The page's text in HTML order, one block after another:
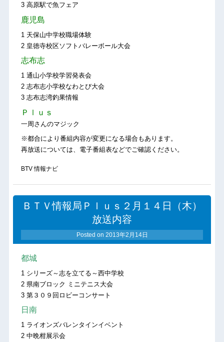
3 高原駅で魚フェア
鹿児島
1 天保山中学校職場体験
2 皇徳寺校区ソフトバレーボール大会
志布志
1 通山小学校学習発表会
2 志布志小学校なわとび大会
3 志布志湾釣果情報
Ｐｌｕｓ
一周さんのマジック
※都合により番組内容が変更になる場合もあります。
再放送については、電子番組表などでご確認ください。
BTV 情報ナビ
ＢＴＶ情報局Ｐｌｕｓ２月１４日（木）
放送内容
Posted on 2013年2月14日
都城
1 シリーズ～志を立てる～西中学校
2 県南ブロック ミニテニス大会
3 第３０９回ロビーコンサート
日南
1 ライオンズバレンタインイベント
2 中晩柑展示会